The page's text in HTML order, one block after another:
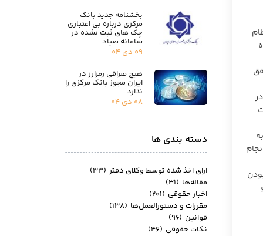
دسته بندی ها
بخشنامه جدید بانک
مرکزی درباره بی اعتباری
چک های ثبت نشده در
سامانه صیاد
۰۹ دی ۰۴
هیچ صرافی رمزارز در
ایران مجوز بانک مرکزی را
ندارد
۰۸ دی ۰۴
ارای اخذ شده توسط وکلای دفتر (۳۳)
مقاله‌ها (۳۱)
اخبار حقوقی (۲۰۱)
مقررات و دستورالعمل‌ها (۱۳۸)
قوانین (۹۶)
نکات حقوقی (۴۶)